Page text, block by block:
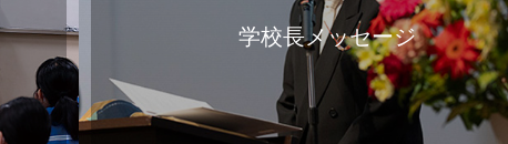
学校長メッセージ